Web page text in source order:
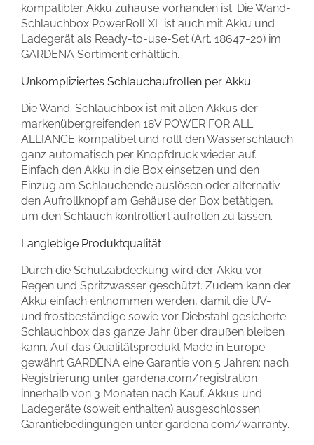
kompatibler Akku zuhause vorhanden ist. Die Wand-
Schlauchbox PowerRoll XL ist auch mit Akku und
Ladegerät als Ready-to-use-Set (Art. 18647-20) im
GARDENA Sortiment erhältlich.
Unkompliziertes Schlauchaufrollen per Akku
Die Wand-Schlauchbox ist mit allen Akkus der
markenübergreifenden 18V POWER FOR ALL
ALLIANCE kompatibel und rollt den Wasserschlauch
ganz automatisch per Knopfdruck wieder auf.
Einfach den Akku in die Box einsetzen und den
Einzug am Schlauchende auslösen oder alternativ
den Aufrollknopf am Gehäuse der Box betätigen,
um den Schlauch kontrolliert aufrollen zu lassen.
Langlebige Produktqualität
Durch die Schutzabdeckung wird der Akku vor
Regen und Spritzwasser geschützt. Zudem kann der
Akku einfach entnommen werden, damit die UV-
und frostbeständige sowie vor Diebstahl gesicherte
Schlauchbox das ganze Jahr über draußen bleiben
kann. Auf das Qualitätsprodukt Made in Europe
gewährt GARDENA eine Garantie von 5 Jahren: nach
Registrierung unter gardena.com/registration
innerhalb von 3 Monaten nach Kauf. Akkus und
Ladegeräte (soweit enthalten) ausgeschlossen.
Garantiebedingungen unter gardena.com/warranty.